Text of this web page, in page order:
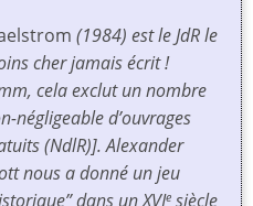
(1984) est le JdR le
cher jamais écrit !
cela exclut un nombre
négligeable d’ouvrages
(NdlR)]. Alexander
nous a donné un jeu
dans un XVIe siècle